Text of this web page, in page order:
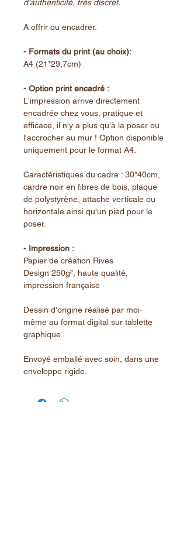
d'authenticité, très discret.
A offrir ou encadrer.
- Formats du print (au choix):
A4 (21*29,7cm)
- Option print encadré :
L'impression arrive directement
encadrée chez vous, pratique et
efficace, il n'y a plus qu'à la poser ou
l'accrocher au mur ! Option disponible
uniquement pour le format A4.
Caractéristiques du cadre : 30*40cm,
cardre noir en fibres de bois, plaque
de polystyrène, attache verticale ou
horizontale ainsi qu'un pied pour le
poser.
- Impression :
Papier de création Rives
Design 250g², haute qualité,
impression française
Dessin d'origine réalisé par moi-
même au format digital sur tablette
graphique.
Envoyé emballé avec soin, dans une
enveloppe rigide.